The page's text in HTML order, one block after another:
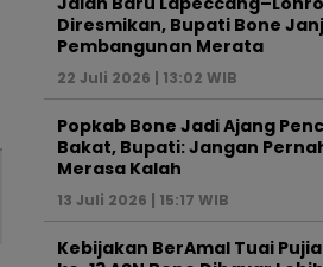
Diresmikan, Bupati Bone
Pembangunan Merata
22 Juli 2026 | 13:02 WIB
Popkab Bone Jadi Ajang
Bakat, Bupati: Jangan
Merasa Kalah
13 Juli 2026 | 15:17 WIB
Kebijakan BerAmal Tuai